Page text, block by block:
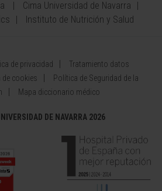
Cima Universidad de Navarra
Instituto de Nutrición y Salud
de privacidad
Tratamiento datos
de cookies
Política de Seguridad de la
Mapa diccionario médico
DE NAVARRA 2026